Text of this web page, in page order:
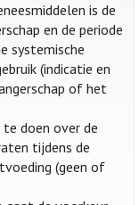
is de
en de periode
systemische
(indicatie en
of het
doen over de
tijdens de
(geen of